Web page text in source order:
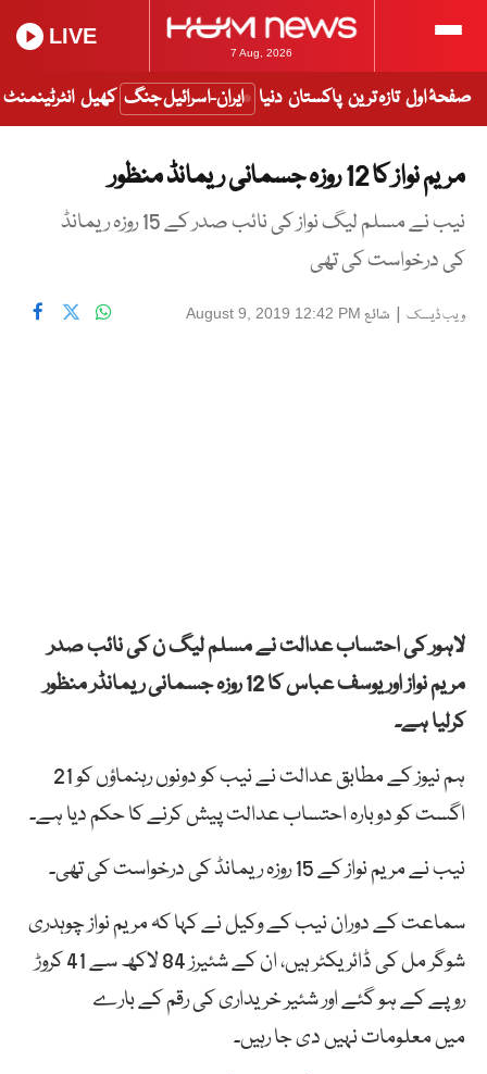
7 Aug, 2026
LIVE
صفحۂ اول تازہ ترین پاکستان دنیا ایران-اسرائیل جنگ کھیل انٹرٹینمنٹ
مریم نواز کا 12 روزہ جسمانی ریمانڈ منظور
نیب نے مسلم لیگ نواز کی نائب صدر کے 15 روزہ ریمانڈ
کی درخواست کی تھی
ویب ڈیسک | شائع August 9, 2019 12:42 PM
لاہور کی احتساب عدالت نے مسلم لیگ ن کی نائب صدر
مریم نواز اور یوسف عباس کا 12 روزہ جسمانی ریمانڈر منظور
کرلیا ہے۔
ہم نیوز کے مطابق عدالت نےنیب کودونوں رہنماؤںکو
اگستکودوبارہاحتسابعدالتپیشکرنے کا حکم دیا ہے۔
نیب نے مریم نواز کے 15 روزہ ریمانڈ کی درخواست کی تھی۔
سماعت کے دوران نیب کے وکیل نے کہا کہ مریم نواز چوہدری
شوگر مل کی ڈائریکٹر ہیں، ان کے شئیرز 84 لاکھ سے 41 کروڑ
روپے کے ہو گئے اور شئیر خریداری کی رقم کے بارے
میں معلومات نہیں دی جا رہیں۔